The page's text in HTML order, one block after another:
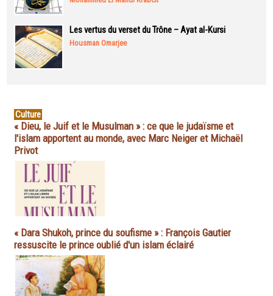
Les vertus du verset du Trône – Ayat al-Kursi
Housman Omarjee
Culture
« Dieu, le Juif et le Musulman » : ce que le judaïsme et
l'islam apportent au monde, avec Marc Neiger et Michaël
Privot
« Dara Shukoh, prince du soufisme » : François Gautier
ressuscite le prince oublié d'un islam éclairé